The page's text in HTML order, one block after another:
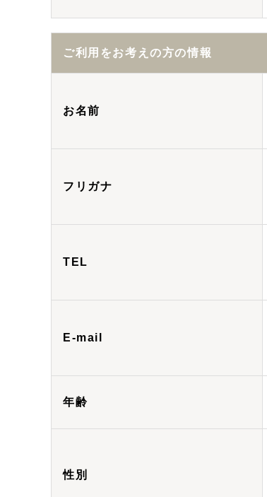
ご利用をお考えの方の情報
お名前
フリガナ
TEL
E-mail
年齢
性別